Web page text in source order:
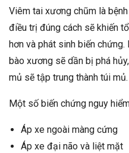
Viêm tai xương chũm là
điều trị đúng cách sẽ khiến
hơn và phát sinh biến chứng.
bào xương sẽ dần bị phá
mủ sẽ tập trung thành túi mủ.
Một số biến chứng nguy
Áp xe ngoài màng cứng
Áp xe đại não và liệt mặt